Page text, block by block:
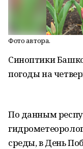
Фото автора.
Синоптики
погоды на
По данным
среды, в День